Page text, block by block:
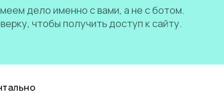
дело именно с вами, а не с ботом.
чтобы получить доступ к сайту.